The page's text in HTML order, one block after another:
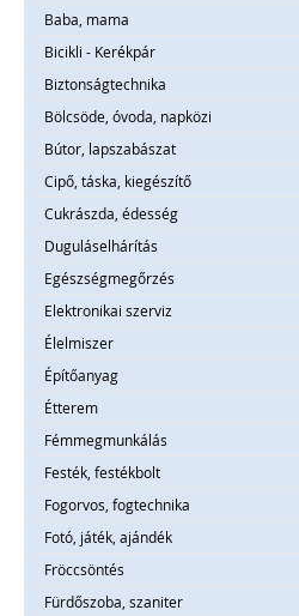
Baba, mama
Bicikli - Kerékpár
Biztonságtechnika
Bölcsöde, óvoda, napközi
Bútor, lapszabászat
Cipő, táska, kiegészítő
Cukrászda, édesség
Duguláselhárítás
Egészségmegőrzés
Elektronikai szerviz
Élelmiszer
Építőanyag
Étterem
Fémmegmunkálás
Festék, festékbolt
Fogorvos, fogtechnika
Fotó, játék, ajándék
Fröccsöntés
Fürdőszoba, szaniter